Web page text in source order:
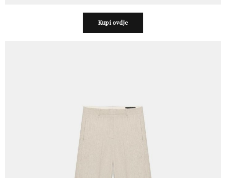
Kupi ovdje